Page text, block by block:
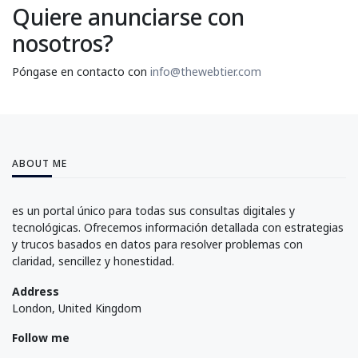
Quiere anunciarse con
nosotros?
Póngase en contacto con info@thewebtier.com
ABOUT ME
es un portal único para todas sus consultas digitales y
tecnológicas. Ofrecemos información detallada con estrategias
y trucos basados en datos para resolver problemas con
claridad, sencillez y honestidad.
Address
London, United Kingdom
Follow me